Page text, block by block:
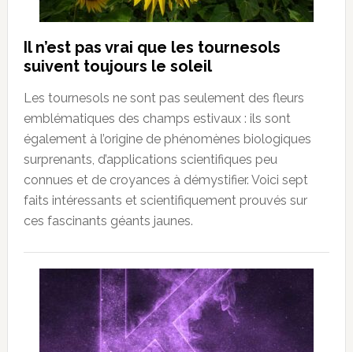
Il n’est pas vrai que les tournesols
suivent toujours le soleil
Les tournesols ne sont pas seulement des fleurs
emblématiques des champs estivaux : ils sont
également à l’origine de phénomènes biologiques
surprenants, d’applications scientifiques peu
connues et de croyances à démystifier. Voici sept
faits intéressants et scientifiquement prouvés sur
ces fascinants géants jaunes.